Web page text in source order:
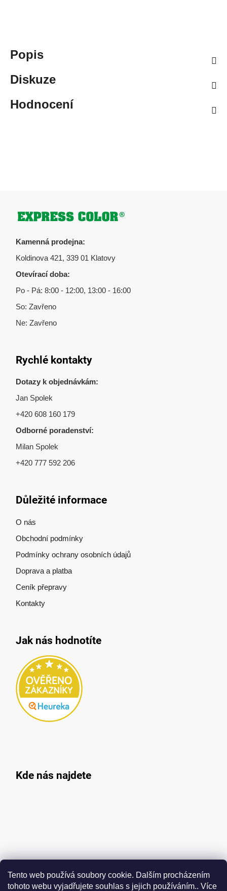
Tento web používá soubory cookie. Dalším procházením
tohoto webu vyjadřujete souhlas s jejich používáním.. Více
Popis
Diskuze
Hodnocení
Zápatí
Kamenná prodejna:
Koldinova 421, 339 01 Klatovy
Otevírací doba:
Po - Pá: 8:00 - 12:00, 13:00 - 16:00
So: Zavřeno
Ne: Zavřeno
Rychlé kontakty
Dotazy k objednávkám:
Jan Spolek
+420 608 160 179
Odborné poradenství:
Milan Spolek
+420 777 592 206
Důležité informace
O nás
Obchodní podmínky
Podmínky ochrany osobních údajů
Doprava a platba
Ceník přepravy
Kontakty
Jak nás hodnotíte
Kde nás najdete